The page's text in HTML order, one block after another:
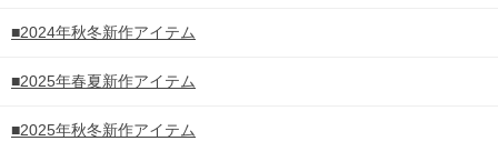
■2024年秋冬新作アイテム
■2025年春夏新作アイテム
■2025年秋冬新作アイテム